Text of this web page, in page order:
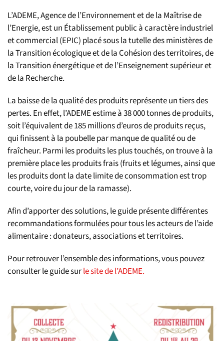
L’ADEME, Agence de l’Environnement et de la Maîtrise de
l’Energie, est un Établissement public à caractère industriel
et commercial (EPIC) placé sous la tutelle des ministères de
la Transition écologique et de la Cohésion des territoires, de
la Transition énergétique et de l’Enseignement supérieur et
de la Recherche.
La baisse de la qualité des produits représente un tiers des
pertes. En effet, l’ADEME estime à 38 000 tonnes de produits,
soit l’équivalent de 185 millions d’euros de produits reçus,
qui finissent à la poubelle par manque de qualité ou de
fraîcheur. Parmi les produits les plus touchés, on trouve à la
première place les produits frais (fruits et légumes, ainsi que
les produits dont la date limite de consommation est trop
courte, voire du jour de la ramasse).
Afin d’apporter des solutions, le guide présente différentes
recommandations formulées pour tous les acteurs de l’aide
alimentaire : donateurs, associations et territoires.
Pour retrouver l’ensemble des informations, vous pouvez
consulter le guide surle site de l’ADEME.